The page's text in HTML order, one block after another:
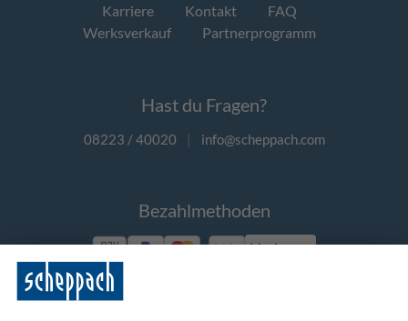
Karriere Kontakt
FAQ
Werksverkauf
Partnerprogramm
Hast du Fragen?
08223 / 40020 | info@scheppach.com
Bezahlmethoden
Vorkasse